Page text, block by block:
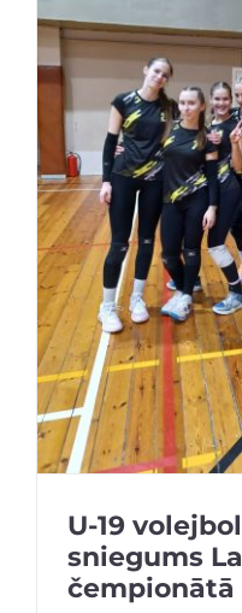
U-19
sniegums
čempionātā